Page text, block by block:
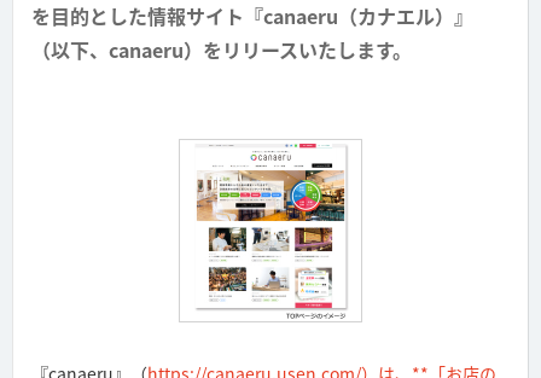
を目的とした情報サイト『canaeru（カナエル）』
（以下、canaeru）をリリースいたします。
『canaeru』（https://canaeru.usen.com/）は、**「お店の